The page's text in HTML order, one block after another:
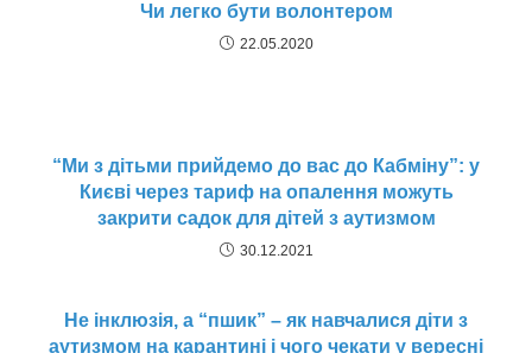
Чи легко бути волонтером
22.05.2020
“Ми з дітьми прийдемо до вас до Кабміну”: у
Києві через тариф на опалення можуть
закрити садок для дітей з аутизмом
30.12.2021
Не інклюзія, а “пшик” – як навчалися діти з
аутизмом на карантині і чого чекати у вересні